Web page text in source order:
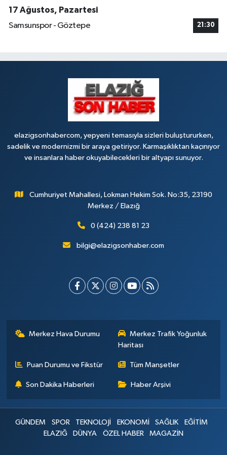
17 Ağustos, Pazartesi
Samsunspor - Göztepe
21:30
elazigsonhabercom, yepyeni temasıyla sizleri buluştururken,
sadelik ve modernizmi bir araya getiriyor. Karmaşıklıktan kaçınıyor
ve insanlara haber okuyabilecekleri bir altyapı sunuyor.
Cumhuriyet Mahallesi, Lokman Hekim Sok. No:35, 23190
Merkez / Elazığ
0 (424) 238 81 23
bilgi@elazigsonhaber.com
Merkez Hava Durumu
Merkez Trafik Yoğunluk
Haritası
Puan Durumu ve Fikstür Tüm Manşetler
Son Dakika Haberleri Haber Arşivi
GÜNDEM SPOR TEKNOLOJİ EKONOMİ SAĞLIK
EĞİTİM
ELAZIĞ
DÜNYA ÖZEL HABER MAGAZİN